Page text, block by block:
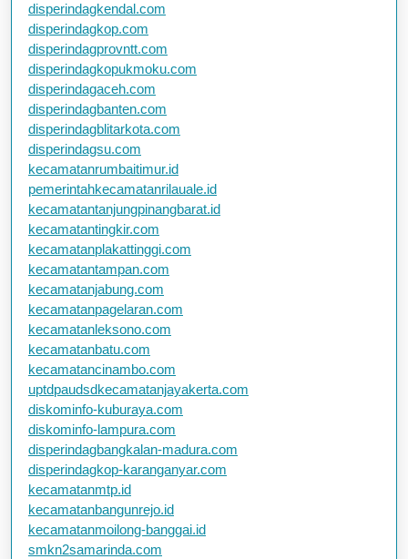
disperindagkendal.com
disperindagkop.com
disperindagprovntt.com
disperindagkopukmoku.com
disperindagaceh.com
disperindagbanten.com
disperindagblitarkota.com
disperindagsu.com
kecamatanrumbaitimur.id
pemerintahkecamatanrilauale.id
kecamatantanjungpinangbarat.id
kecamatantingkir.com
kecamatanplakattinggi.com
kecamatantampan.com
kecamatanjabung.com
kecamatanpagelaran.com
kecamatanleksono.com
kecamatanbatu.com
kecamatancinambo.com
uptdpaudsdkecamatanjayakerta.com
diskominfo-kuburaya.com
diskominfo-lampura.com
disperindagbangkalan-madura.com
disperindagkop-karanganyar.com
kecamatanmtp.id
kecamatanbangunrejo.id
kecamatanmoilong-banggai.id
smkn2samarinda.com